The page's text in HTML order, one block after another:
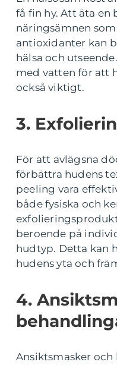
få fin hy. Att äta en
näringsämnen
antioxidanter kan
hälsa och
med vatten för att
också viktigt.
3.
För att avlägsna
förbättra hudens
peeling vara
både fysiska och
beroende på
hudtyp. Detta kan
hudens yta och
4.
Ansiktsmasker